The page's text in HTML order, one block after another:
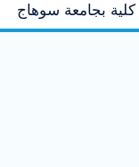
كلية بجامعة سوهاج